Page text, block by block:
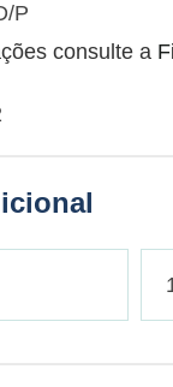
P
consulte a